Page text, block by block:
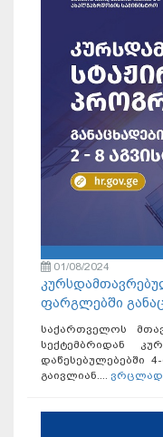
01/08/2024
ფარგლებში
საქართველოს
სექტემბრიდან
დაწესებულებებში
გაივლიან.... ვრცლად